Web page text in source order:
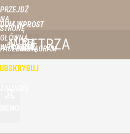
PRZEJDŹ
NA
STRONĘ
GŁÓWNĄ
WPROST.PL
DOM WPROST
FACEBOOKINSTAGRAM
WNĘTRZA